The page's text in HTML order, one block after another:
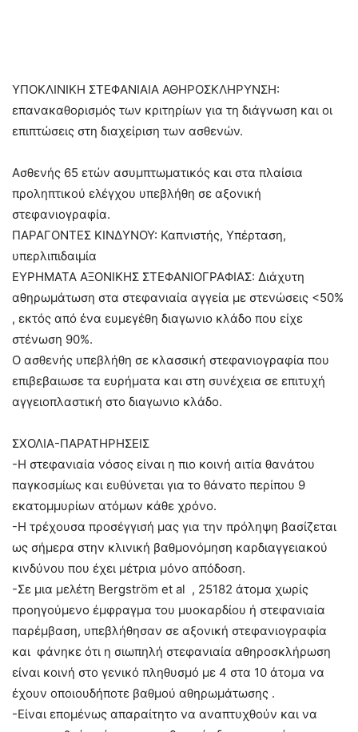
ΥΠΟΚΛΙΝΙΚΗ ΣΤΕΦΑΝΙΑΙΑ ΑΘΗΡΟΣΚΛΗΡΥΝΣΗ:
επανακαθορισμός των κριτηρίων για τη διάγνωση και οι
επιπτώσεις στη διαχείριση των ασθενών.
Ασθενής 65 ετών ασυμπτωματικός και στα πλαίσια
προληπτικού ελέγχου υπεβλήθη σε αξονική
στεφανιογραφία.
ΠΑΡΑΓΟΝΤΕΣ ΚΙΝΔΥΝΟΥ: Καπνιστής, Υπέρταση,
υπερλιπιδαιμία
ΕΥΡΗΜΑΤΑ ΑΞΟΝΙΚΗΣ ΣΤΕΦΑΝΙΟΓΡΑΦΙΑΣ: Διάχυτη
αθηρωμάτωση στα στεφανιαία αγγεία με στενώσεις <50%
, εκτός από ένα ευμεγέθη διαγωνιο κλάδο που είχε
στένωση 90%.
Ο ασθενής υπεβλήθη σε κλασσική στεφανιογραφία που
επιβεβαιωσε τα ευρήματα και στη συνέχεια σε επιτυχή
αγγειοπλαστική στο διαγωνιο κλάδο.
ΣΧΟΛΙΑ-ΠΑΡΑΤΗΡΗΣΕΙΣ
-Η στεφανιαία νόσος είναι η πιο κοινή αιτία θανάτου
παγκοσμίως και ευθύνεται για το θάνατο περίπου 9
εκατομμυρίων ατόμων κάθε χρόνο.
-Η τρέχουσα προσέγγισή μας για την πρόληψη βασίζεται
ως σήμερα στην κλινική βαθμονόμηση καρδιαγγειακού
κινδύνου που έχει μέτρια μόνο απόδοση.
-Σε μια μελέτη Bergström et al , 25182 άτομα χωρίς
προηγούμενο έμφραγμα του μυοκαρδίου ή στεφανιαία
παρέμβαση, υπεβλήθησαν σε αξονική στεφανιογραφία
και φάνηκε ότι η σιωπηλή στεφανιαία αθηροσκλήρωση
είναι κοινή στο γενικό πληθυσμό με 4 στα 10 άτομα να
έχουν οποιουδήποτε βαθμού αθηρωμάτωσης .
-Είναι επομένως απαραίτητο να αναπτυχθούν και να